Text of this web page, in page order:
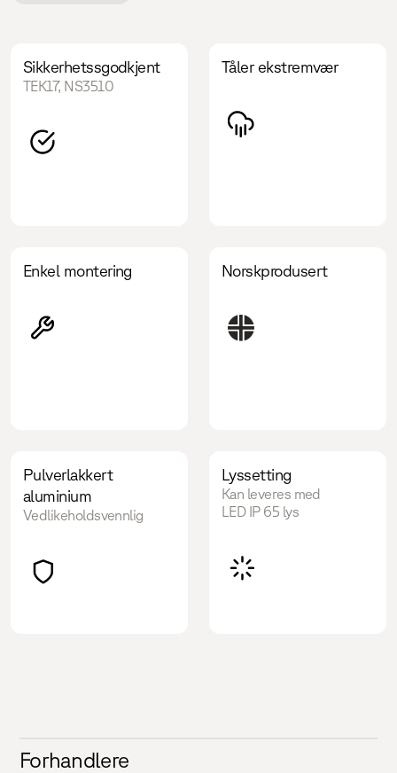
Sikkerhetssgodkjent
TEK17, NS3510
Tåler ekstremvær
Enkel montering Norskprodusert
Pulverlakkert
aluminium
Vedlikeholdsvennlig
Lyssetting
Kan leveres med
LED IP 65 lys
Forhandlere